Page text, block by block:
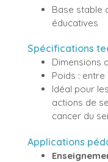
Base stable
éducatives
Spécifications
Dimensions
Poids :
Idéal pour
actions de
cancer du
Applications